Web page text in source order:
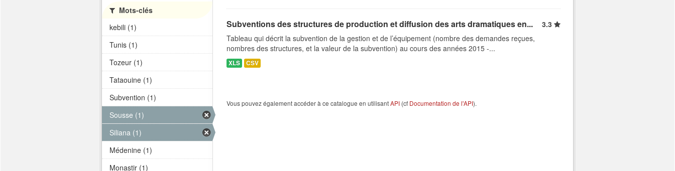
Subventions des structures de production et diffusion des arts dramatiques en...
3.3
Tableau qui décrit la subvention de la gestion et de l’équipement (nombre des demandes reçues,
nombres des structures, et la valeur de la subvention) au cours des années 2015 -...
XLS CSV
Vous pouvez également accéder à ce catalogue en utilisantAPI (cf Documentation de l'API).
Mots-clés
kebili (1)
Tunis (1)
Tozeur (1)
Tataouine (1)
Subvention (1)
Sousse (1)
Siliana (1)
Médenine (1)
Monastir (1)